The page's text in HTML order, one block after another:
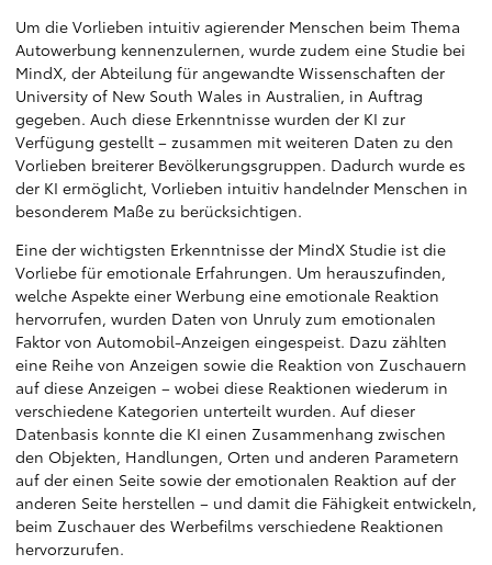
Um die Vorlieben intuitiv agierender Menschen beim Thema
Autowerbung kennenzulernen, wurde zudem eine Studie bei
MindX, der Abteilung für angewandte Wissenschaften der
University of New South Wales in Australien, in Auftrag
gegeben. Auch diese Erkenntnisse wurden der KI zur
Verfügung gestellt – zusammen mit weiteren Daten zu den
Vorlieben breiterer Bevölkerungsgruppen. Dadurch wurde es
der KI ermöglicht, Vorlieben intuitiv handelnder Menschen in
besonderem Maße zu berücksichtigen.
Eine der wichtigsten Erkenntnisse der MindX Studie ist die
Vorliebe für emotionale Erfahrungen. Um herauszufinden,
welche Aspekte einer Werbung eine emotionale Reaktion
hervorrufen, wurden Daten von Unruly zum emotionalen
Faktor von Automobil-Anzeigen eingespeist. Dazu zählten
eine Reihe von Anzeigen sowie die Reaktion von Zuschauern
auf diese Anzeigen – wobei diese Reaktionen wiederum in
verschiedene Kategorien unterteilt wurden. Auf dieser
Datenbasis konnte die KI einen Zusammenhang zwischen
den Objekten, Handlungen, Orten und anderen Parametern
auf der einen Seite sowie der emotionalen Reaktion auf der
anderen Seite herstellen – und damit die Fähigkeit entwickeln,
beim Zuschauer des Werbefilms verschiedene Reaktionen
hervorzurufen.